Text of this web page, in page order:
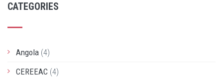
CATEGORIES
Angola (4)
CEREEAC (4)